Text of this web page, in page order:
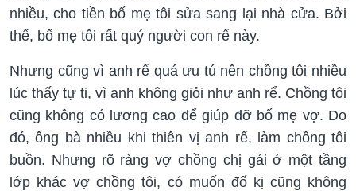
nhiều, cho tiền bố mẹ tôi sửa sang lại nhà cửa. Bởi
thế, bố mẹ tôi rất quý người con rể này.
Nhưng cũng vì anh rể quá ưu tú nên chồng tôi nhiều
lúc thấy tự ti, vì anh không giỏi như anh rể. Chồng tôi
cũng không có lương cao để giúp đỡ bố mẹ vợ. Do
đó, ông bà nhiều khi thiên vị anh rể, làm chồng tôi
buồn. Nhưng rõ ràng vợ chồng chị gái ở một tầng
lớp khác vợ chồng tôi, có muốn đố kị cũng không